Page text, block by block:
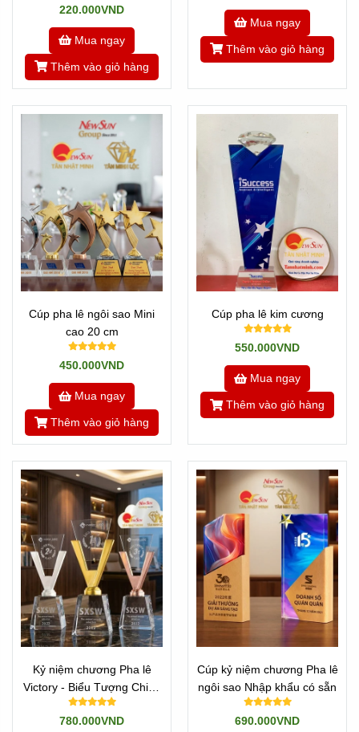
220.000VND
Mua ngay
Thêm vào giỏ hàng
Mua ngay
Thêm vào giỏ hàng
Cúp pha lê ngôi sao Mini
cao 20 cm
450.000VND
Mua ngay
Thêm vào giỏ hàng
Cúp pha lê kim cương
550.000VND
Mua ngay
Thêm vào giỏ hàng
Kỷ niệm chương Pha lê
Victory - Biểu Tượng Chiến
Thắng
780.000VND
Cúp kỷ niệm chương Pha lê
ngôi sao Nhập khẩu có sẵn
690.000VND